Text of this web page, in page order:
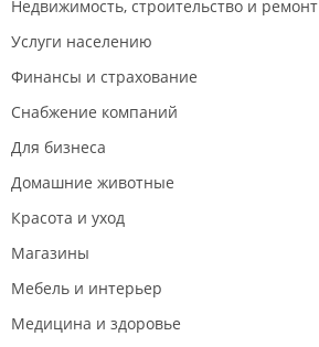
Недвижимость, строительство и ремонт
Услуги населению
Финансы и страхование
Снабжение компаний
Для бизнеса
Домашние животные
Красота и уход
Магазины
Мебель и интерьер
Медицина и здоровье